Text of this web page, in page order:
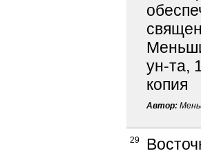
ун-та,
копия
Автор:
29